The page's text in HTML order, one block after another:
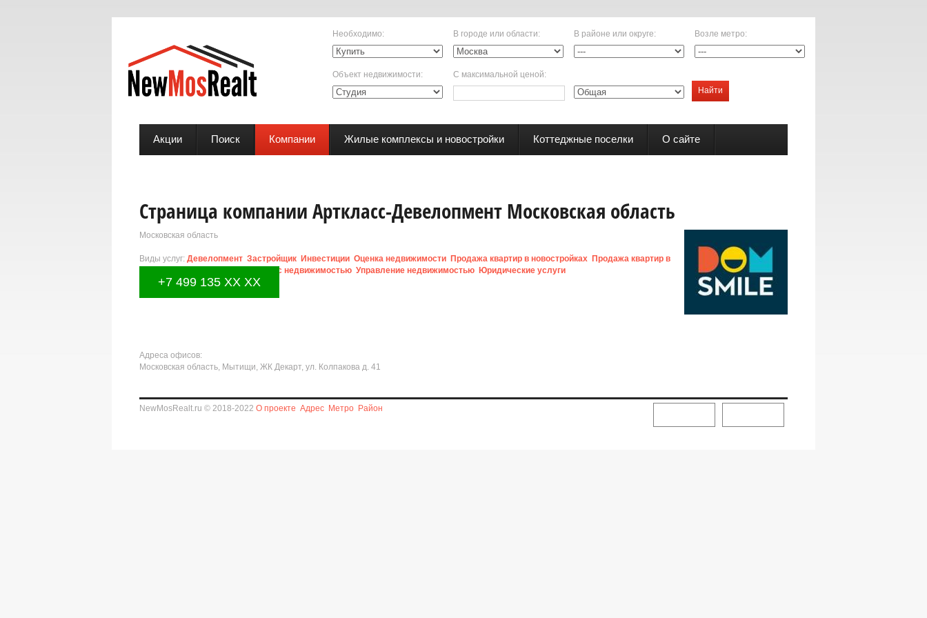
Необходимо: В городе или области: В районе или округе: Возле метро:
Объект недвижимости: С максимальной ценой:
Найти
Акции Поиск Компании Жилые комплексы и новостройки Коттеджные поселки О сайте
Страница компании Арткласс-Девелопмент Московская область
Московская область
Виды услуг: Девелопмент Застройщик Инвестиции Оценка недвижимости Продажа квартир в новостройках Продажа квартир в
Сопровождение сделок с недвижимостью Управление недвижимостью Юридические услуги
+7 499 135 XX XX
Адреса офисов:
Московская область, Мытищи, ЖК Декарт, ул. Колпакова д. 41
NewMosRealt.ru © 2018-2022 О проекте Адрес Метро Район